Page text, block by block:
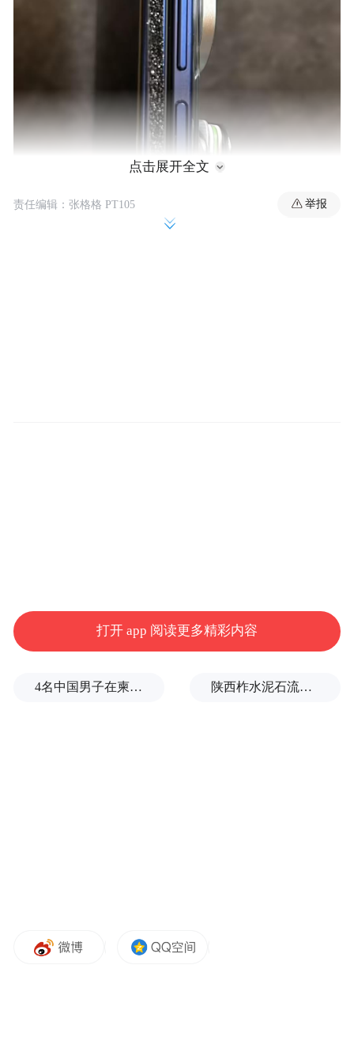
点击展开全文
责任编辑：张格格 PT105 举报
打开 app 阅读更多精彩内容
4名中国男子在柬埔寨杀人抛尸，被判无期 陕西柞水泥石流已致2人死亡，仍有1人失联